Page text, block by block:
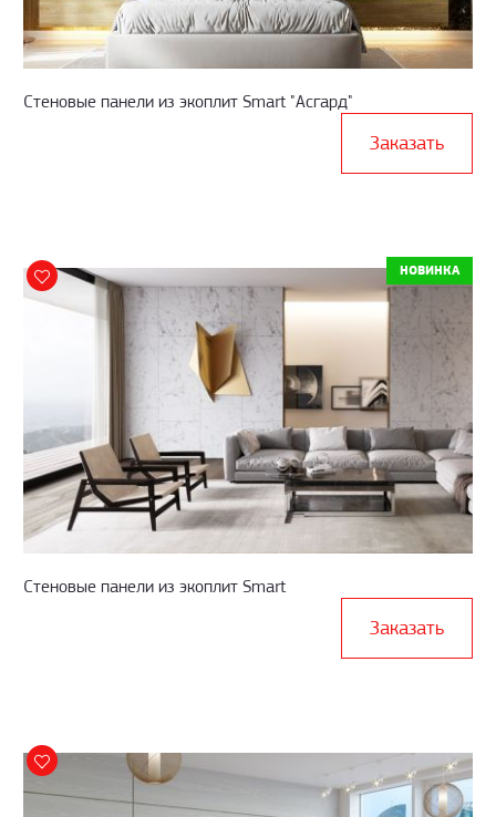
Стеновые панели из экоплит Smart "Асгард"
Заказать
НОВИНКА
Стеновые панели из экоплит Smart
Заказать